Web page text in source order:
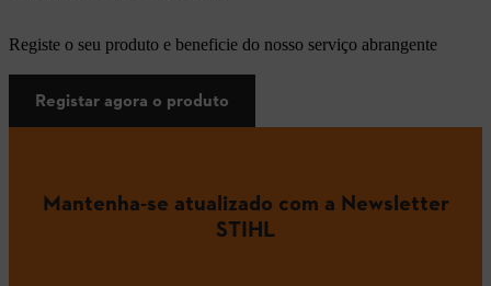
Registe o seu produto e beneficie do nosso serviço abrangente
Registar agora o produto
Mantenha-se atualizado com a Newsletter
STIHL